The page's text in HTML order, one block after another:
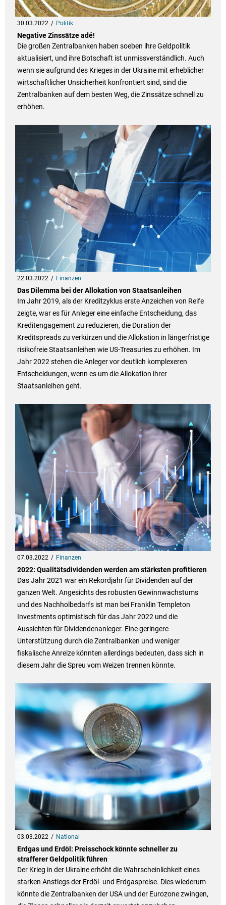
30.03.2022 Politik
Negative Zinssätze adé!
Die großen Zentralbanken haben soeben ihre Geldpolitik
aktualisiert, und ihre Botschaft ist unmissverständlich. Auch
wenn sie aufgrund des Krieges in der Ukraine mit erheblicher
wirtschaftlicher Unsicherheit konfrontiert sind, sind die
Zentralbanken auf dem besten Weg, die Zinssätze schnell zu
erhöhen.
22.03.2022 Finanzen
Das Dilemma bei der Allokation von Staatsanleihen
Im Jahr 2019, als der Kreditzyklus erste Anzeichen von Reife
zeigte, war es für Anleger eine einfache Entscheidung, das
Kreditengagement zu reduzieren, die Duration der
Kreditspreads zu verkürzen und die Allokation in längerfristige
risikofreie Staatsanleihen wie US-Treasuries zu erhöhen. Im
Jahr 2022 stehen die Anleger vor deutlich komplexeren
Entscheidungen, wenn es um die Allokation ihrer
Staatsanleihen geht.
07.03.2022 Finanzen
2022: Qualitätsdividenden werden am stärksten profitieren
Das Jahr 2021 war ein Rekordjahr für Dividenden auf der
ganzen Welt. Angesichts des robusten Gewinnwachstums
und des Nachholbedarfs ist man bei Franklin Templeton
Investments optimistisch für das Jahr 2022 und die
Aussichten für Dividendenanleger. Eine geringere
Unterstützung durch die Zentralbanken und weniger
fiskalische Anreize könnten allerdings bedeuten, dass sich in
diesem Jahr die Spreu vom Weizen trennen könnte.
03.03.2022 National
Erdgas und Erdöl: Preisschock könnte schneller zu
strafferer Geldpolitik führen
Der Krieg in der Ukraine erhöht die Wahrscheinlichkeit eines
starken Anstiegs der Erdöl- und Erdgaspreise. Dies wiederum
könnte die Zentralbanken der USA und der Eurozone zwingen,